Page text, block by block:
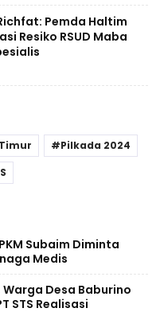
Pemda Haltim
Resiko RSUD Maba
Pilkada 2024
Subaim Diminta
Medis
Desa Baburino
STS Realisasi